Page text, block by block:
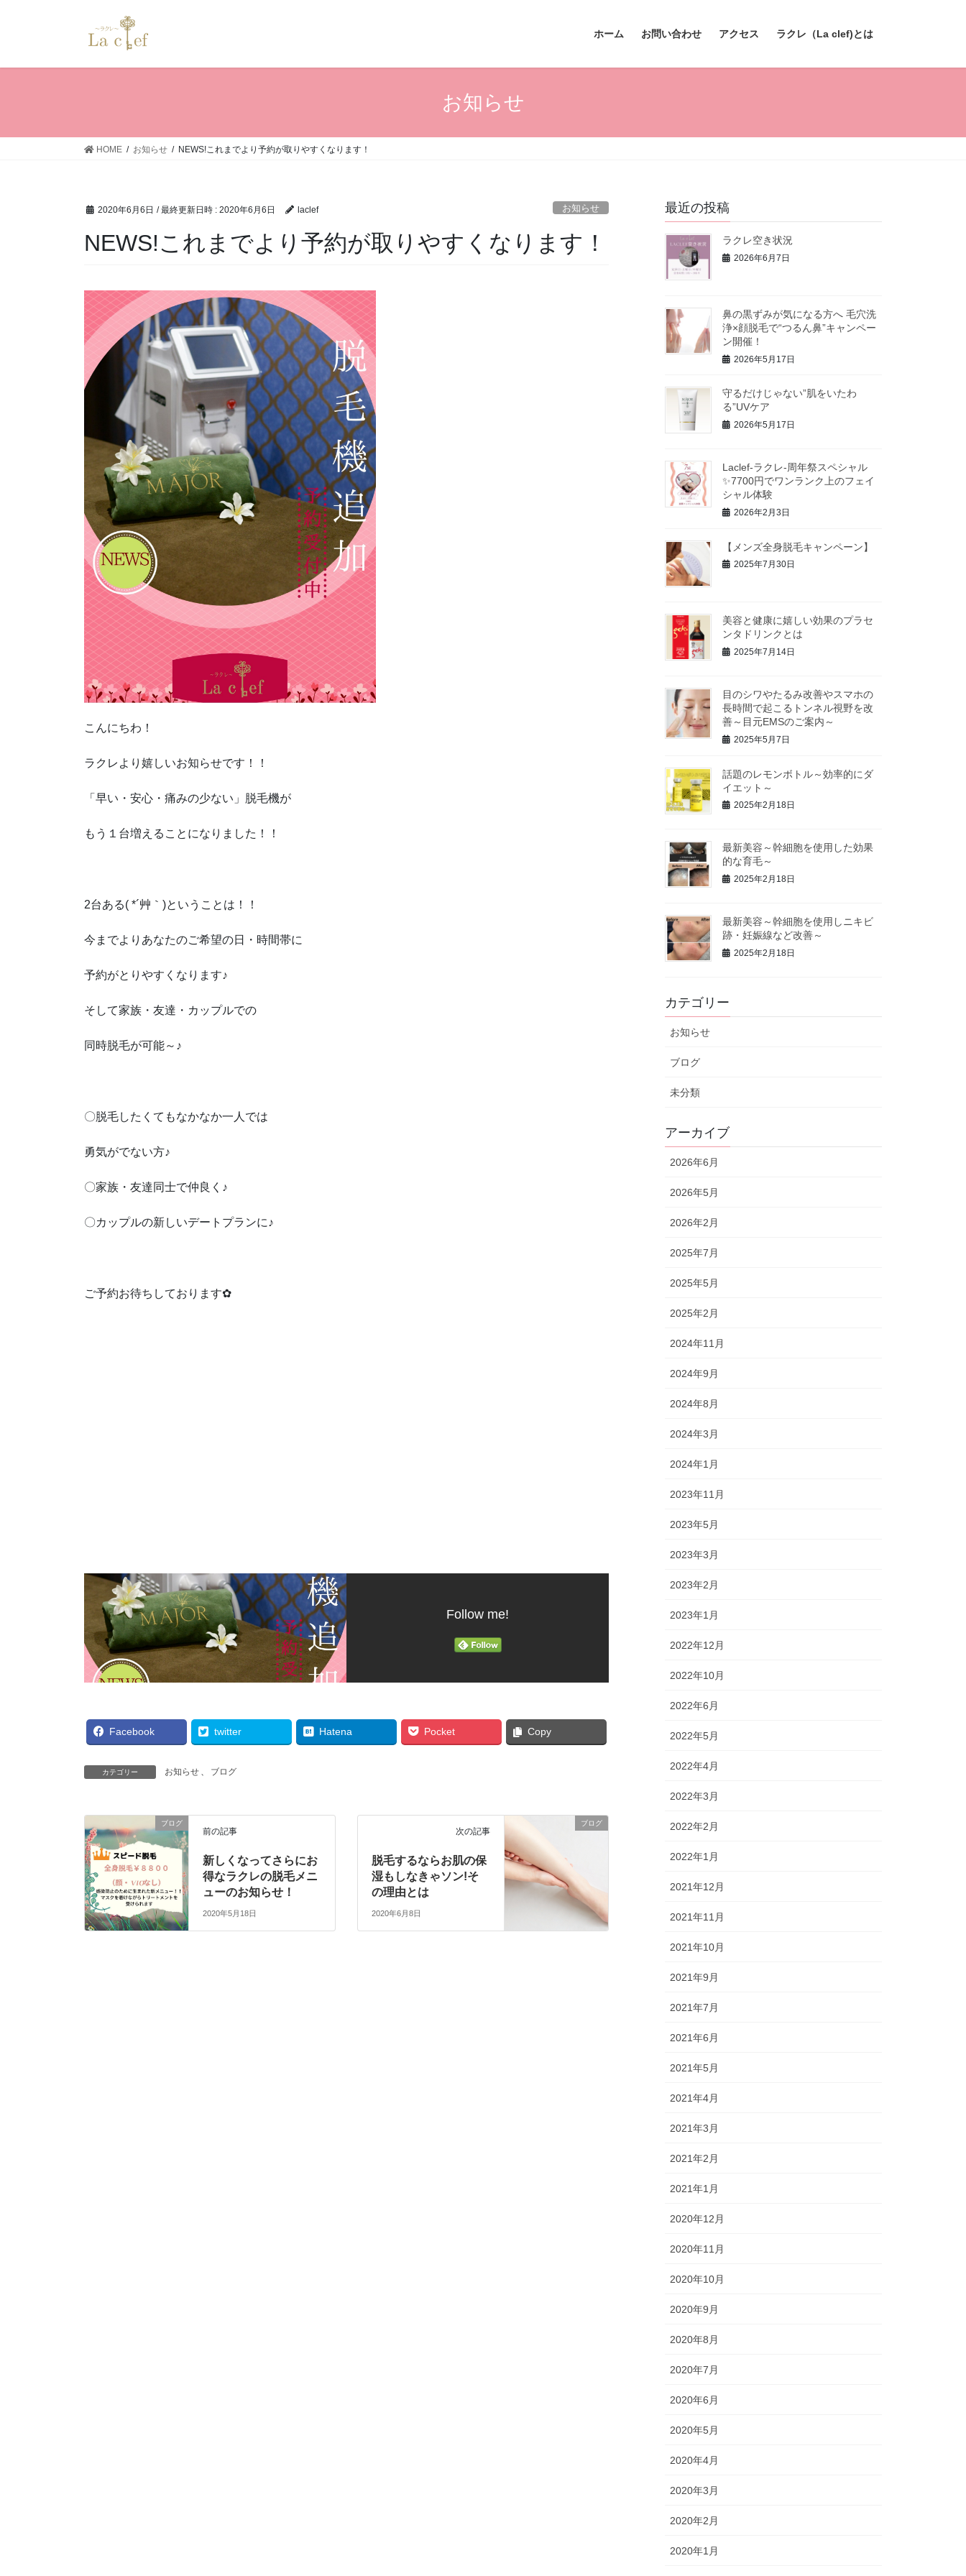
ホーム お問い合わせ アクセス ラクレ（La clef)とは
お知らせ
HOME お知らせ NEWS!これまでより予約が取りやすくなります！
2020年6月6日 / 最終更新日時 : 2020年6月6日 laclef お知らせ
NEWS!これまでより予約が取りやすくなります！
こんにちわ！
ラクレより嬉しいお知らせです！！
「早い・安心・痛みの少ない」脱毛機が
もう１台増えることになりました！！
2台ある( *´艸｀)ということは！！
今までよりあなたのご希望の日・時間帯に
予約がとりやすくなります♪
そして家族・友達・カップルでの
同時脱毛が可能～♪
〇脱毛したくてもなかなか一人では
勇気がでない方♪
〇家族・友達同士で仲良く♪
〇カップルの新しいデートプランに♪
ご予約お待ちしております✿
Follow me!
Facebook twitter Hatena Pocket Copy
カテゴリー お知らせ 、 ブログ
ブログ
前の記事
新しくなってさらにお
得なラクレの脱毛メニ
ューのお知らせ！
2020年5月18日
ブログ
次の記事
脱毛するならお肌の保
湿もしなきゃソン!そ
の理由とは
2020年6月8日
最近の投稿
ラクレ空き状況
2026年6月7日
鼻の黒ずみが気になる方へ 毛穴洗
浄×顔脱毛で“つるん鼻”キャンペー
ン開催！
2026年5月17日
守るだけじゃない”肌をいたわ
る”UVケア
2026年5月17日
Laclef-ラクレ‐周年祭スペシャル
✨7700円でワンランク上のフェイ
シャル体験
2026年2月3日
【メンズ全身脱毛キャンペーン】
2025年7月30日
美容と健康に嬉しい効果のプラセ
ンタドリンクとは
2025年7月14日
目のシワやたるみ改善やスマホの
長時間で起こるトンネル視野を改
善～目元EMSのご案内～
2025年5月7日
話題のレモンボトル～効率的にダ
イエット～
2025年2月18日
最新美容～幹細胞を使用した効果
的な育毛～
2025年2月18日
最新美容～幹細胞を使用しニキビ
跡・妊娠線など改善～
2025年2月18日
カテゴリー
お知らせ
ブログ
未分類
アーカイブ
2026年6月
2026年5月
2026年2月
2025年7月
2025年5月
2025年2月
2024年11月
2024年9月
2024年8月
2024年3月
2024年1月
2023年11月
2023年5月
2023年3月
2023年2月
2023年1月
2022年12月
2022年10月
2022年6月
2022年5月
2022年4月
2022年3月
2022年2月
2022年1月
2021年12月
2021年11月
2021年10月
2021年9月
2021年7月
2021年6月
2021年5月
2021年4月
2021年3月
2021年2月
2021年1月
2020年12月
2020年11月
2020年10月
2020年9月
2020年8月
2020年7月
2020年6月
2020年5月
2020年4月
2020年3月
2020年2月
2020年1月